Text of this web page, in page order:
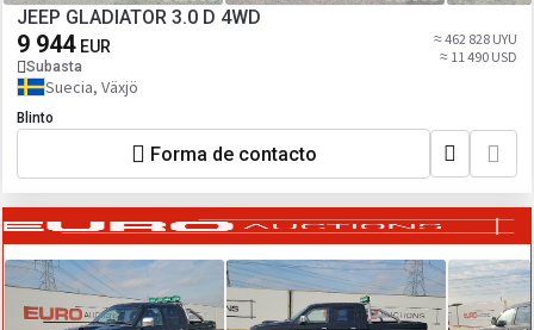
JEEP GLADIATOR 3.0 D 4WD
9 944 EUR
Subasta
≈ 462 828 UYU
≈ 11 490 USD
Suecia, Växjö
Blinto
Forma de contacto